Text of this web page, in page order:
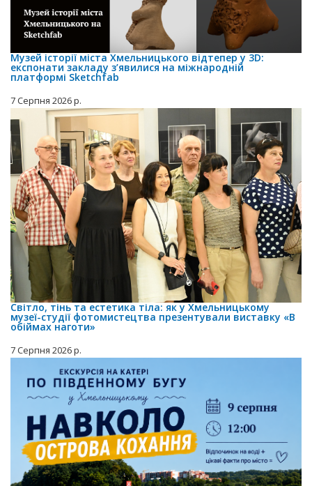
Музей історії міста Хмельницького відтепер у 3D:
експонати закладу з’явилися на міжнародній
платформі Sketchfab
7 Серпня 2026 р.
Світло, тінь та естетика тіла: як у Хмельницькому
музеї-студії фотомистецтва презентували виставку «В
обіймах наготи»
7 Серпня 2026 р.